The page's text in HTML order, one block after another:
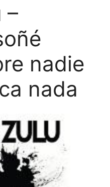
–
nadie
nada